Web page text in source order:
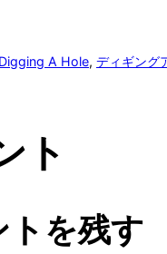
A Hole, ディギング
ト
トを残す